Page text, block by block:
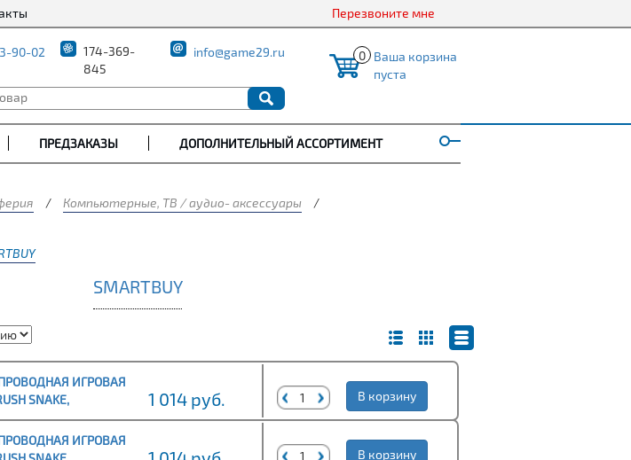
Перезвоните мне
90-02
174-369-
845
info@game29.ru 0 Ваша корзина
пуста
ПРЕДЗАКАЗЫ ДОПОЛНИТЕЛЬНЫЙ АССОРТИМЕНТ
/ Компьютерные, ТВ / аудио- аксессуары /
SMARTBUY
ИГРОВАЯ
SNAKE,
АМБУШЮРЫ, ШНУР
КРАСНАЯ
1 014 руб. В корзину
ИГРОВАЯ
В корзину